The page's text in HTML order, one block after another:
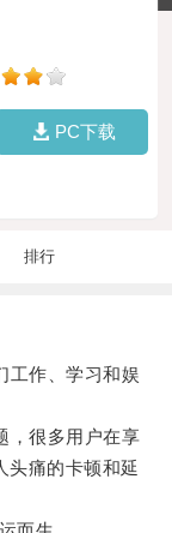
PC下载
排行
作、学习和娱
很多用户在享
头痛的卡顿和延